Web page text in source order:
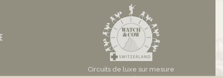
Circuits de luxe sur mesure